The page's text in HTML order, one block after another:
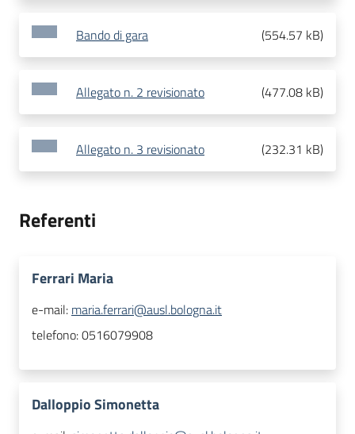
Bando di gara (554.57 kB)
Allegato n. 2 revisionato (477.08 kB)
Allegato n. 3 revisionato (232.31 kB)
Referenti
Ferrari Maria
e-mail: maria.ferrari@ausl.bologna.it
telefono:0516079908
Dalloppio Simonetta